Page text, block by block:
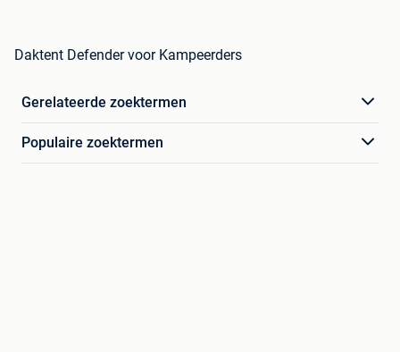
Daktent Defender voor Kampeerders
Gerelateerde zoektermen
Populaire zoektermen